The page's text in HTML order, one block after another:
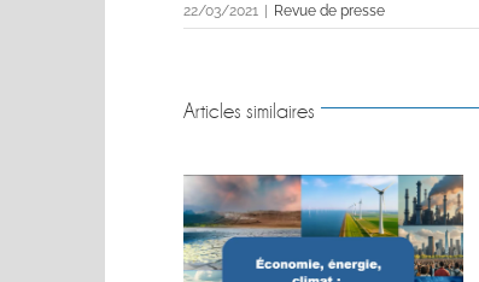
22/03/2021 | Revue de presse
Articles similaires